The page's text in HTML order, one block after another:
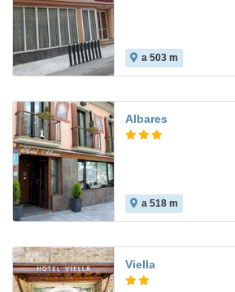
a 503 m
Albares
a 518 m
Viella